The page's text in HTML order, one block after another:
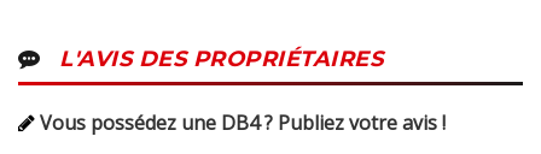
L'AVIS DES PROPRIÉTAIRES
Vous possédez une DB4 ? Publiez votre avis !